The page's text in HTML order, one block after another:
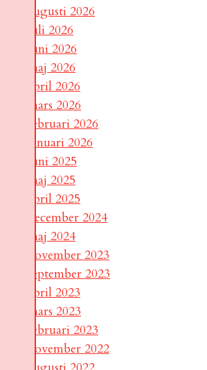
augusti 2026
juli 2026
juni 2026
maj 2026
april 2026
mars 2026
februari 2026
januari 2026
juni 2025
maj 2025
april 2025
december 2024
maj 2024
november 2023
september 2023
april 2023
mars 2023
februari 2023
november 2022